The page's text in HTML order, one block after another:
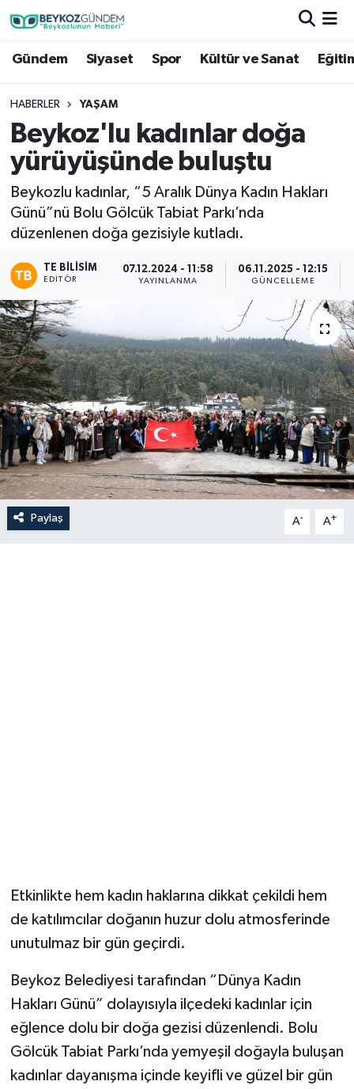
Gündem Siyaset Spor Kültür ve Sanat
HABERLER YAŞAM
Beykoz'lu kadınlar doğa
yürüyüşünde buluştu
Beykozlu kadınlar, “5 Aralık Dünya Kadın Hakları
Günü”nü Bolu Gölcük Tabiat Parkı’nda
düzenlenen doğa gezisiyle kutladı.
TE BILISIM
EDITÖR
07.12.2024 - 11:58
YAYINLANMA
06.11.2025 - 12:15
GÜNCELLEME
Paylaş A- A+
Etkinlikte hem kadın haklarına dikkat çekildi hem
de katılımcılar doğanın huzur dolu atmosferinde
unutulmaz bir gün geçirdi.
Beykoz Belediyesi tarafından “Dünya Kadın
Hakları Günü” dolayısıyla ilçedeki kadınlar için
eğlence dolu bir doğa gezisi düzenlendi. Bolu
Gölcük Tabiat Parkı’nda yemyeşil doğayla buluşan
kadınlar dayanışma içinde keyifli ve güzel bir gün
Hava Durumu
Trafik Durumu
Süper Lig Puan Durumu ve Fikstür
Son Dakika Haberleri
Haber Arşivi